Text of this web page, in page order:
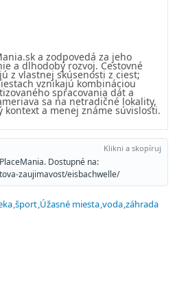
a zodpovedá za jeho
a dlhodobý rozvoj. Cestovné
z vlastnej skúsenosti z ciest;
vznikajú kombináciou
spracovania dát a
sa na netradičné lokality,
kontext a menej známe súvislosti.
Klikni a skopíruj
Dostupné na:
zaujimavost/eisbachwelle/
šport Úžasné miesta voda záhrada